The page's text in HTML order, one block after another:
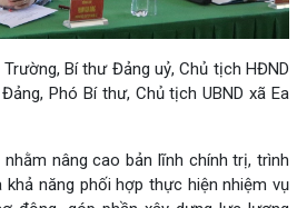
Bí thư Đảng uỷ, Chủ tịch HĐND
Phó Bí thư, Chủ tịch UBND xã Ea
nâng cao bản lĩnh chính trị, trình
năng phối hợp thực hiện nhiệm vụ